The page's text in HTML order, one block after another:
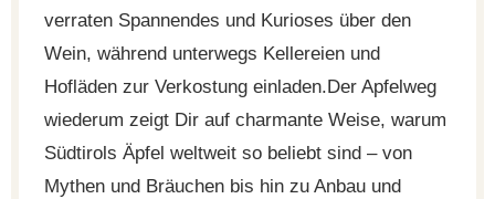
verraten Spannendes und Kurioses über den
Wein, während unterwegs Kellereien und
Hofläden zur Verkostung einladen.Der Apfelweg
wiederum zeigt Dir auf charmante Weise, warum
Südtirols Äpfel weltweit so beliebt sind – von
Mythen und Bräuchen bis hin zu Anbau und